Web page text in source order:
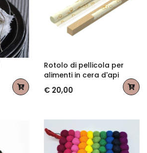
Rotolo di pellicola per
alimenti in cera d'api
€ 20,00